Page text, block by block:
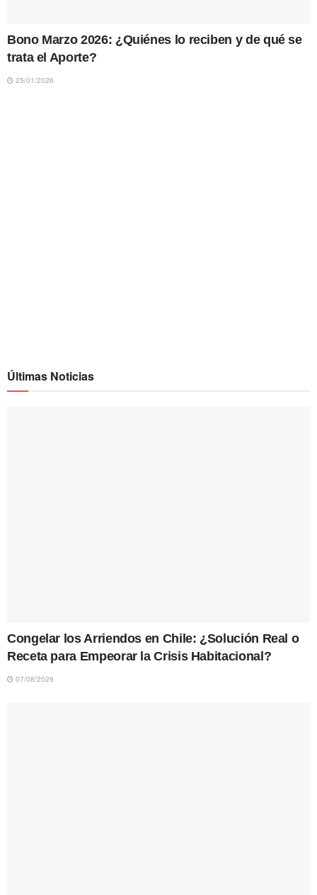
Bono Marzo 2026: ¿Quiénes lo reciben y de qué se
trata el Aporte?
25/01/2026
Últimas Noticias
Congelar los Arriendos en Chile: ¿Solución Real o
Receta para Empeorar la Crisis Habitacional?
07/08/2026